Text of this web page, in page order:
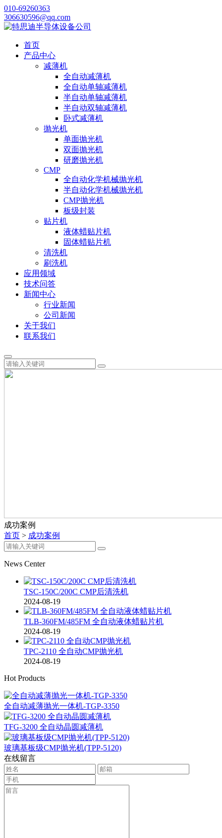
010-69260363
306630596@qq.com
首页
产品中心
减薄机
全自动减薄机
全自动单轴减薄机
半自动单轴减薄机
半自动双轴减薄机
卧式减薄机
抛光机
单面抛光机
双面抛光机
研磨抛光机
CMP
全自动化学机械抛光机
半自动化学机械抛光机
CMP抛光机
板级封装
贴片机
液体蜡贴片机
固体蜡贴片机
清洗机
刷洗机
应用领域
技术问答
新闻中心
行业新闻
公司新闻
关于我们
联系我们
成功案例
首页 > 成功案例
News Center
TSC-150C/200C CMP后清洗机
2024-08-19
TLB-360FM/485FM 全自动液体蜡贴片机
2024-08-19
TPC-2110 全自动CMP抛光机
2024-08-19
Hot Products
全自动减薄抛光一体机-TGP-3350
TFG-3200 全自动晶圆减薄机
玻璃基板级CMP抛光机(TPP-5120)
在线留言